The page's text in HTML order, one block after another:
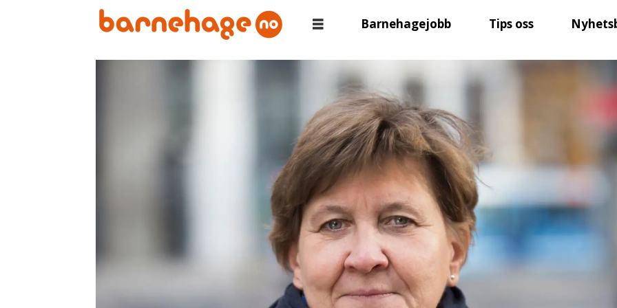
Barnehagejobb Tips oss